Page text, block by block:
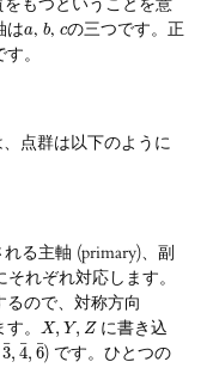
はa, b, cの三つです。正
。
点群は以下のように
る主軸 (primary)、副
れぞれ対応します。
ので、対称方向
。
X, Y , Zに書き込
3
¯, 4
¯, 6
¯) です。ひとつの